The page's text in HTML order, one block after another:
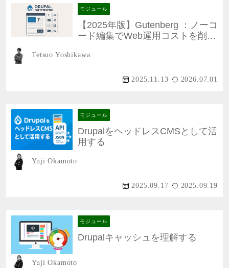
モジュール
【2025年版】Gutenberg ：ノーコ
ード編集でWeb運用コストを削減
Tetsuo Yoshikawa
2025.11.13 2026.07.01
モジュール
DrupalをヘッドレスCMSとして活
用する
Yuji Okamoto
2025.09.17 2025.09.19
モジュール
Drupalキャッシュを理解する
Yuji Okamoto